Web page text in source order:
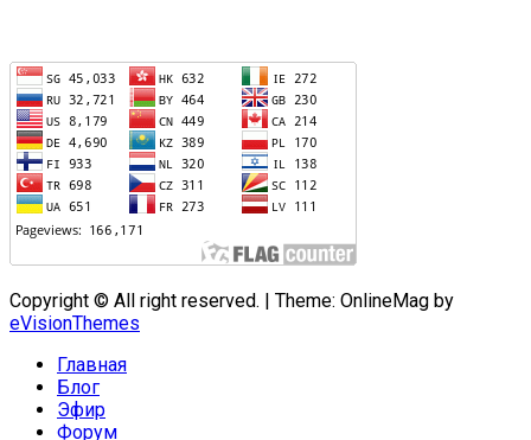
Copyright © All right reserved. | Theme: OnlineMag by
eVisionThemes
Главная
Блог
Эфир
Форум